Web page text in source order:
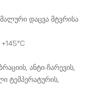
დაცვა მტვრისა
ანტი-ჩარევის,
ტემპერატურის,